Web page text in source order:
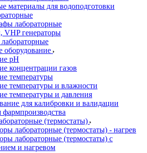
материалы для водоподготовки
лабораторные
VHP генераторы
оборудование
pH
концентрации газов
температуры
температуры и влажности
температуры и давления
для калибровки и валидации
(термостаты)
лабораторные (термостаты) - нагрев
лабораторные (термостаты) с
и нагревом